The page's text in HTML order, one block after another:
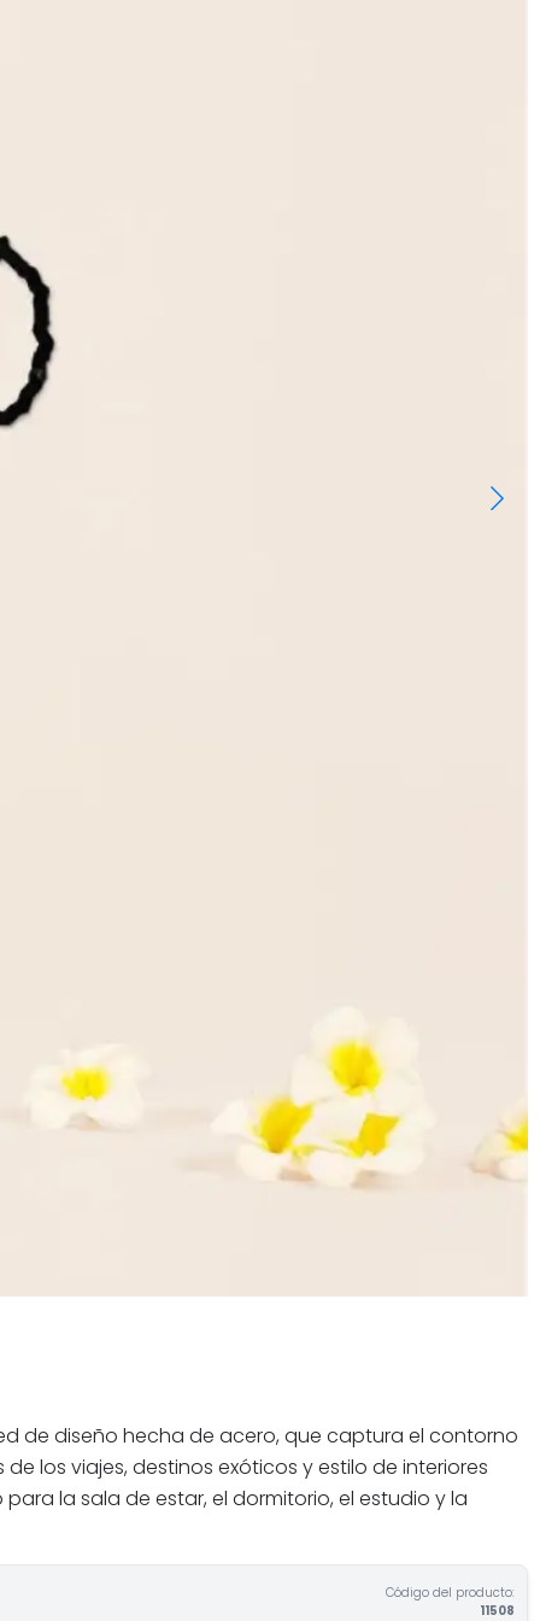
de diseño hecha de acero, que captura el contorno
los viajes, destinos exóticos y estilo de interiores
la sala de estar, el dormitorio, el estudio y la
Código del producto:
11508